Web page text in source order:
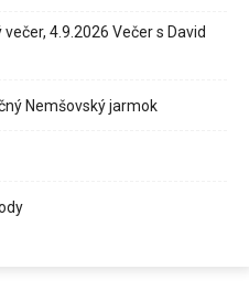
4.9.2026 Večer s David
Nemšovský jarmok